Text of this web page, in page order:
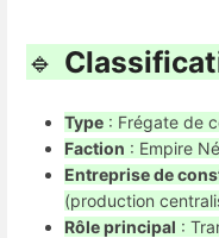
🔹
Type : Frégate de
Faction : Empire
Entreprise de
(production
Rôle principal :